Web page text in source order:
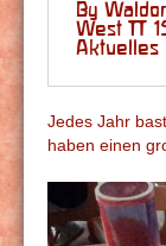
By
West |
Aktuelles
Jedes Jahr
haben einen